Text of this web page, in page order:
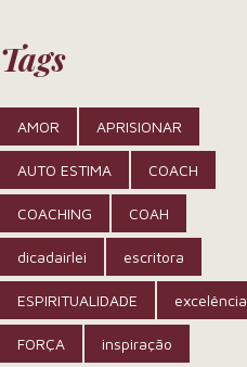
Tags
AMOR APRISIONAR
AUTO ESTIMA COACH
COACHING COAH
dicadairlei escritora
ESPIRITUALIDADE excelência
FORÇA inspiração